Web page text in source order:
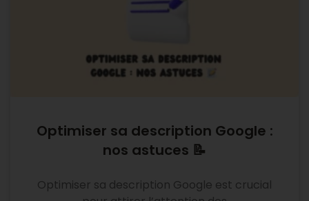
Optimiser sa description Google :
nos astuces 📝
Optimiser sa description Google est crucial